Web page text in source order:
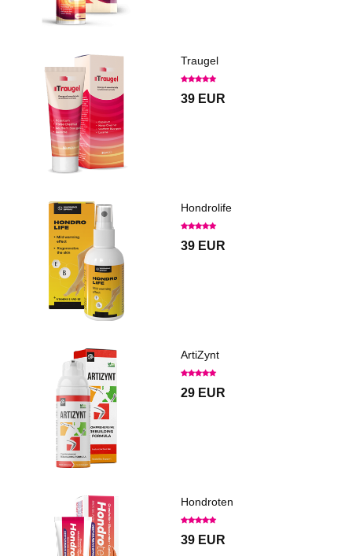
Traugel
39 EUR
Hondrolife
39 EUR
ArtiZynt
29 EUR
Hondroten
39 EUR